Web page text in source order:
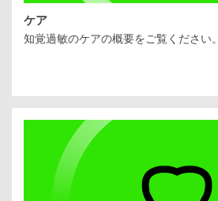
ケア
知覚過敏のケアの概要をご覧ください。